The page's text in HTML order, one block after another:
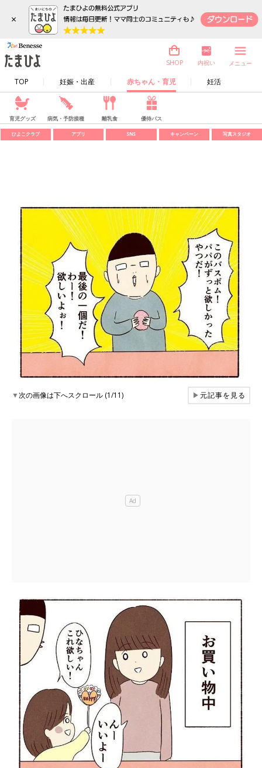
×
TOP 妊娠・出産 赤ちゃん・育児 妊活
SHOP 内祝い メニュー
育児グッズ 病気・予防接種 離乳食 優待パス
ひよこクラブ アプリ SNS キャンペーン 写真スタジオ
▼次の画像は下へスクロール (1/11) ▶元記事を見る